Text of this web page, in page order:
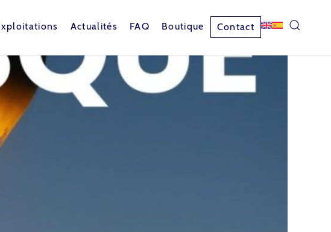
Actualités FAQ Boutique Contact